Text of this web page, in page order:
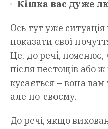
Кішка вас дуже
Ось тут уже
показати свої
Це, до речі, пояснює,
після пестощів або
кусається – вона
але по-своєму.
До речі, якщо